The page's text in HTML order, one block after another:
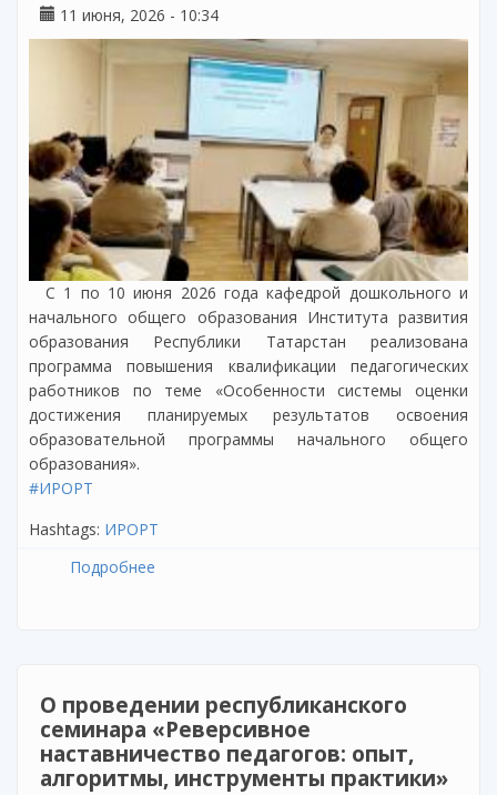
11 июня, 2026 - 10:34
С 1 по 10 июня 2026 года кафедрой дошкольного и
начального общего образования Института развития
образования Республики Татарстан реализована
программа повышения квалификации педагогических
работников по теме «Особенности системы оценки
достижения планируемых результатов освоения
образовательной программы начального общего
образования».
#ИРОРТ
Hashtags: ИРОРТ
Подробнее
О проведении республиканского
семинара «Реверсивное
наставничество педагогов: опыт,
алгоритмы, инструменты практики»